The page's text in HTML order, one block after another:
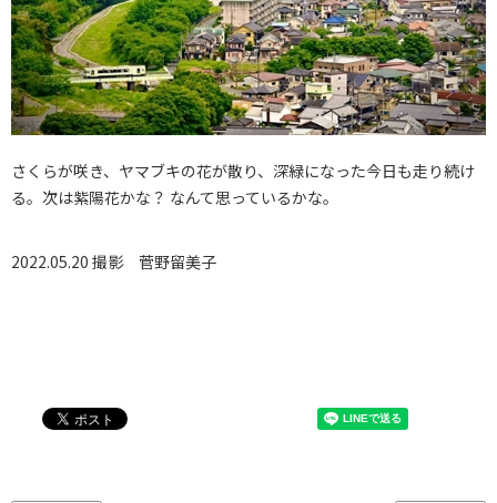
さくらが咲き、ヤマブキの花が散り、深緑になった今日も走り続け
る。次は紫陽花かな？ なんて思っているかな。
2022.05.20 撮影 菅野留美子